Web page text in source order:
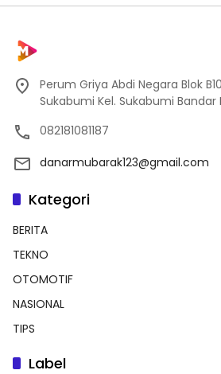
Perum Griya Abdi Negara Blok
Sukabumi Kel. Sukabumi Bandar
082181081187
danarmubarak123@gmail.com
Kategori
BERITA
TEKNO
OTOMOTIF
NASIONAL
TIPS
Label